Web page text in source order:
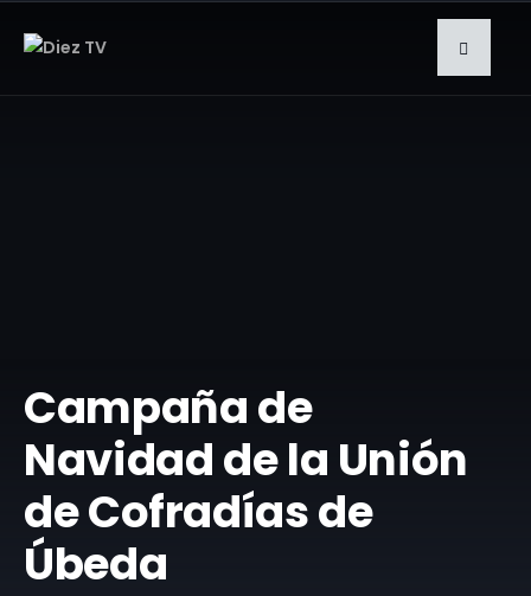
Campaña de
Navidad de la Unión
de Cofradías de
Úbeda